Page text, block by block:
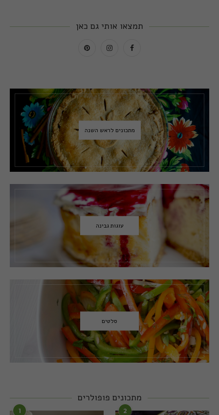
תמצאו אותי גם כאן
מתכונים לראש השנה
עוגות גבינה
סלטים
מתכונים פופולרים
1 2